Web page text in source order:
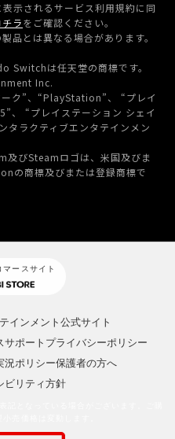
示されるサービス利用規約に同
チラをご確認ください。
品とは異なる場合があります。
は任天堂の商標です。
Inc.
ク”、“PlayStation”、 “プレイ
、 “プレイステーション シェイ
タラクティブエンタテインメン
びSteamロゴは、米国及びま
の商標及びまたは登録商標で
マースサイト
インメント公式サイト
サポート プライバシーポリシー
況ポリシー保護者の方へ
ビリティ方針